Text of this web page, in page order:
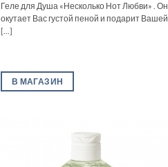
Геле для Душа «Несколько Нот Любви» . Он
окутает Вас густой пеной и подарит Вашей
[...]
В МАГАЗИН